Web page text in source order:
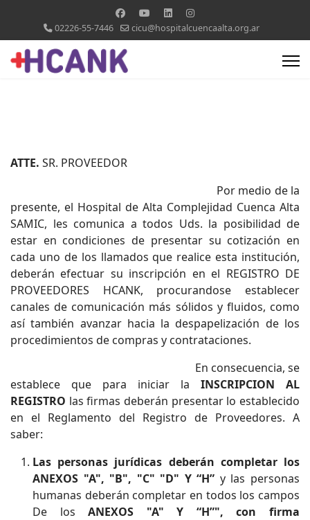
02226-55-7446 cicu@hospitalcuencaalta.org.ar
ATTE. SR. PROVEEDOR
Por medio de la
presente, el Hospital de Alta Complejidad Cuenca Alta
SAMIC, les comunica a todos Uds. la posibilidad de
estar en condiciones de presentar su cotización en
cada uno de los llamados que realice esta institución,
deberán efectuar su inscripción en el REGISTRO DE
PROVEEDORES HCANK, procurandose establecer
canales de comunicación más sólidos y fluidos, como
así también avanzar hacia la despapelización de los
procedimientos de compras y contrataciones.
En consecuencia, se
establece que para iniciar la INSCRIPCION AL
REGISTRO las firmas deberán presentar lo establecido
en el Reglamento del Registro de Proveedores. A
saber:
Las personas jurídicas deberán completar los
ANEXOS "A", "B", "C" "D" Y “H” y las personas
humanas deberán completar en todos los campos
De losANEXOS "A" Y “H”", con firma